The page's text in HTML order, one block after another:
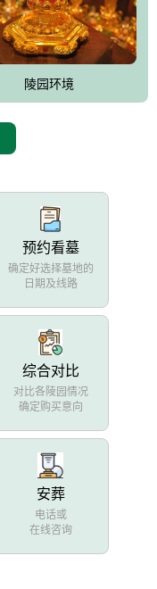
陵园环境
预约看墓
确定好选择墓地的
日期及线路
综合对比
对比各陵园情况
确定购买意向
安葬
电话或
在线咨询